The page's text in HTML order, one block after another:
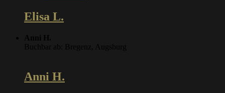
Elisa L.
Anni H.
Buchbar ab: Bregenz, Augsburg
Anni H.